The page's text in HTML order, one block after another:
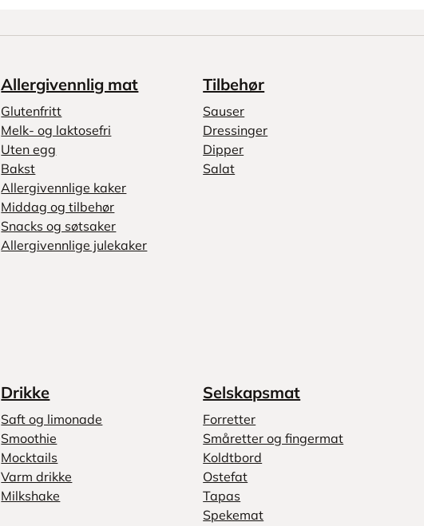
Allergivennlig mat
Glutenfritt
Melk- og laktosefri
Uten egg
Bakst
Allergivennlige kaker
Middag og tilbehør
Snacks og søtsaker
Allergivennlige julekaker
Tilbehør
Sauser
Dressinger
Dipper
Salat
Drikke
Saft og limonade
Smoothie
Mocktails
Varm drikke
Milkshake
Selskapsmat
Forretter
Småretter og fingermat
Koldtbord
Ostefat
Tapas
Spekemat